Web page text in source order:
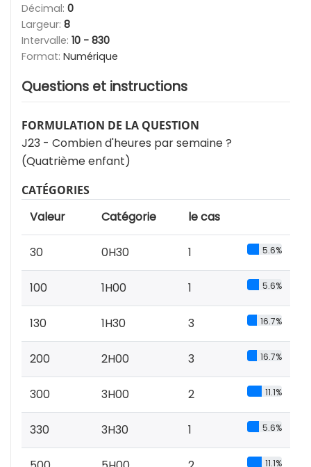
Décimal: 0
Largeur: 8
Intervalle: 10 - 830
Format: Numérique
Questions et instructions
FORMULATION DE LA QUESTION
J23 - Combien d'heures par semaine ?
(Quatrième enfant)
CATÉGORIES
Valeur Catégorie le cas
30 0H30 1 5.6%
100 1H00 1 5.6%
130 1H30 3 16.7%
200 2H00 3 16.7%
300 3H00 2 11.1%
330 3H30 1 5.6%
11.1%